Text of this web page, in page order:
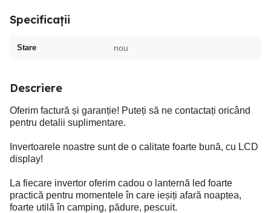
Specificații
Stare nou
Descriere
Oferim factură și garanție! Puteți să ne contactați oricând
pentru detalii suplimentare.
Invertoarele noastre sunt de o calitate foarte bună, cu LCD
display!
La fiecare invertor oferim cadou o lanternă led foarte
practică pentru momentele în care ieșiți afară noaptea,
foarte utilă în camping, pădure, pescuit.